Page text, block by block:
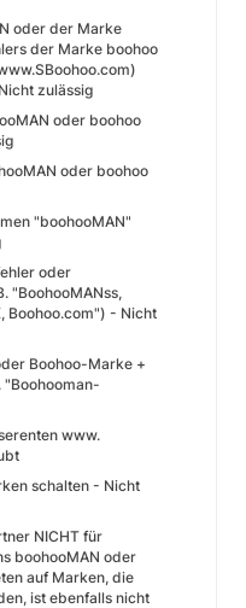
oder der Marke
der Marke boohoo
zulässig
oder boohoo
oder boohoo
"boohooMAN"
oder
"BoohooMANss,
Boohoo.com") - Nicht
Boohoo-Marke +
"Boohooman-
www.
schalten - Nicht
NICHT für
boohooMAN oder
auf Marken, die
ist ebenfalls nicht